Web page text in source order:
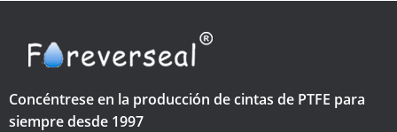
Concéntrese en la producción de cintas de PTFE para
siempre desde 1997